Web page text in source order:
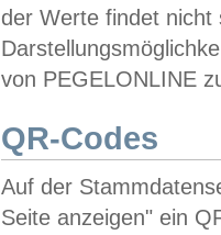
der Werte findet
von PEGELONLINE
QR-Codes
Auf der
Seite anzeigen" ein